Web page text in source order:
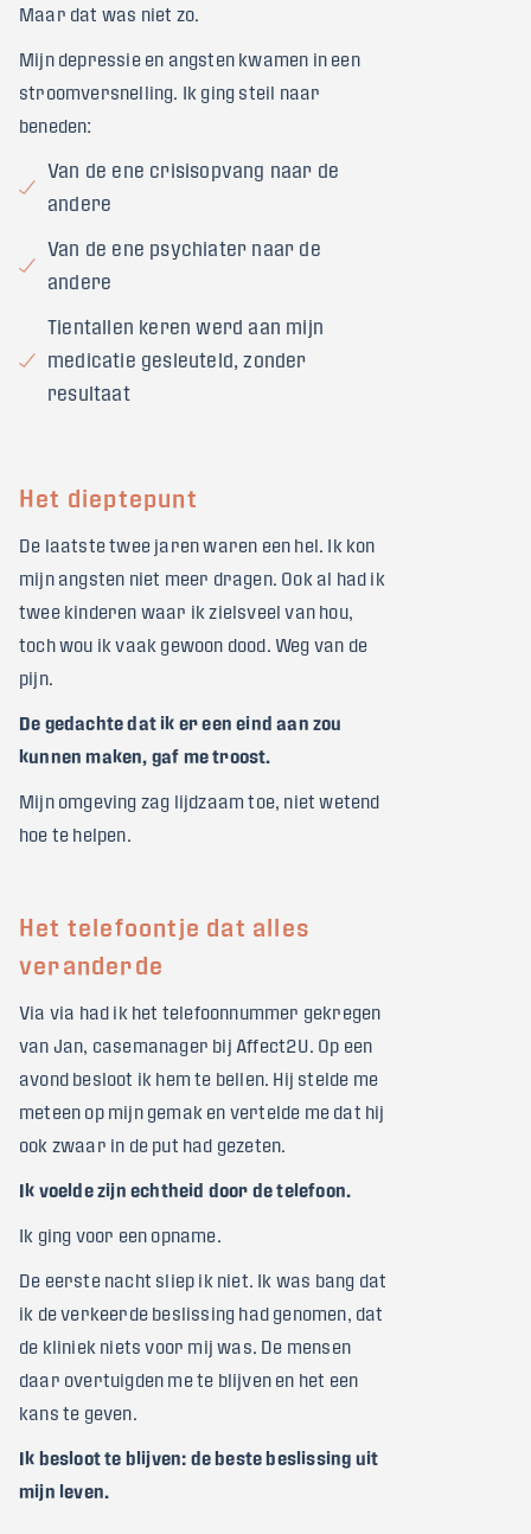
Maar dat was niet zo.
Mijn depressie en angsten kwamen in een
stroomversnelling. Ik ging steil naar
beneden:
Van de ene crisisopvang naar de
andere
Van de ene psychiater naar de
andere
Tientallen keren werd aan mijn
medicatie gesleuteld, zonder
resultaat
Het dieptepunt
De laatste twee jaren waren een hel. Ik kon
mijn angsten niet meer dragen. Ook al had ik
twee kinderen waar ik zielsveel van hou,
toch wou ik vaak gewoon dood. Weg van de
pijn.
De gedachte dat ik er een eind aan zou
kunnen maken, gaf me troost.
Mijn omgeving zag lijdzaam toe, niet wetend
hoe te helpen.
Het telefoontje dat alles
veranderde
Via via had ik het telefoonnummer gekregen
van Jan, casemanager bij Affect2U. Op een
avond besloot ik hem te bellen. Hij stelde me
meteen op mijn gemak en vertelde me dat hij
ook zwaar in de put had gezeten.
Ik voelde zijn echtheid door de telefoon.
Ik ging voor een opname.
De eerste nacht sliep ik niet. Ik was bang dat
ik de verkeerde beslissing had genomen, dat
de kliniek niets voor mij was. De mensen
daar overtuigden me te blijven en het een
kans te geven.
Ik besloot te blijven: de beste beslissing uit
mijn leven.